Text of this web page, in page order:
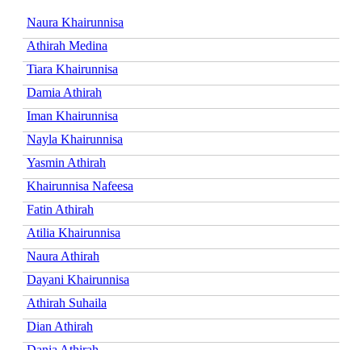
Naura Khairunnisa
Athirah Medina
Tiara Khairunnisa
Damia Athirah
Iman Khairunnisa
Nayla Khairunnisa
Yasmin Athirah
Khairunnisa Nafeesa
Fatin Athirah
Atilia Khairunnisa
Naura Athirah
Dayani Khairunnisa
Athirah Suhaila
Dian Athirah